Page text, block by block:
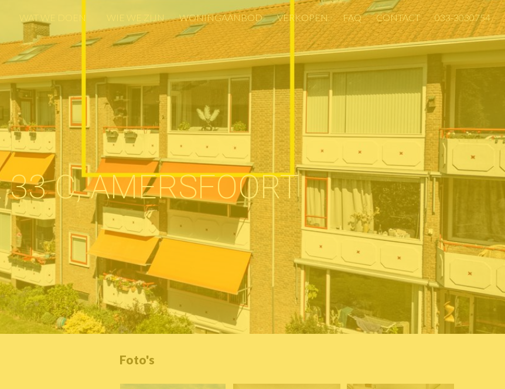
WAT WE DOEN WIE WE ZIJN WONINGAANBOD VERKOPEN FAQ CONTACT 033-3030754
WAT WE DOEN WIE WE ZIJN WONINGAANBOD VERKOPEN FAQ CONTACT 033-3030754
C, AMERSFOORT
Foto's